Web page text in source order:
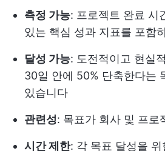
측정 가능: 프로젝트 완료 시
있는 핵심 성과 지표를 포함
달성 가능: 도전적이고 현실
30일 안에 50% 단축한다는
있습니다
관련성: 목표가 회사 및 프로
시간 제한: 각 목표 달성을